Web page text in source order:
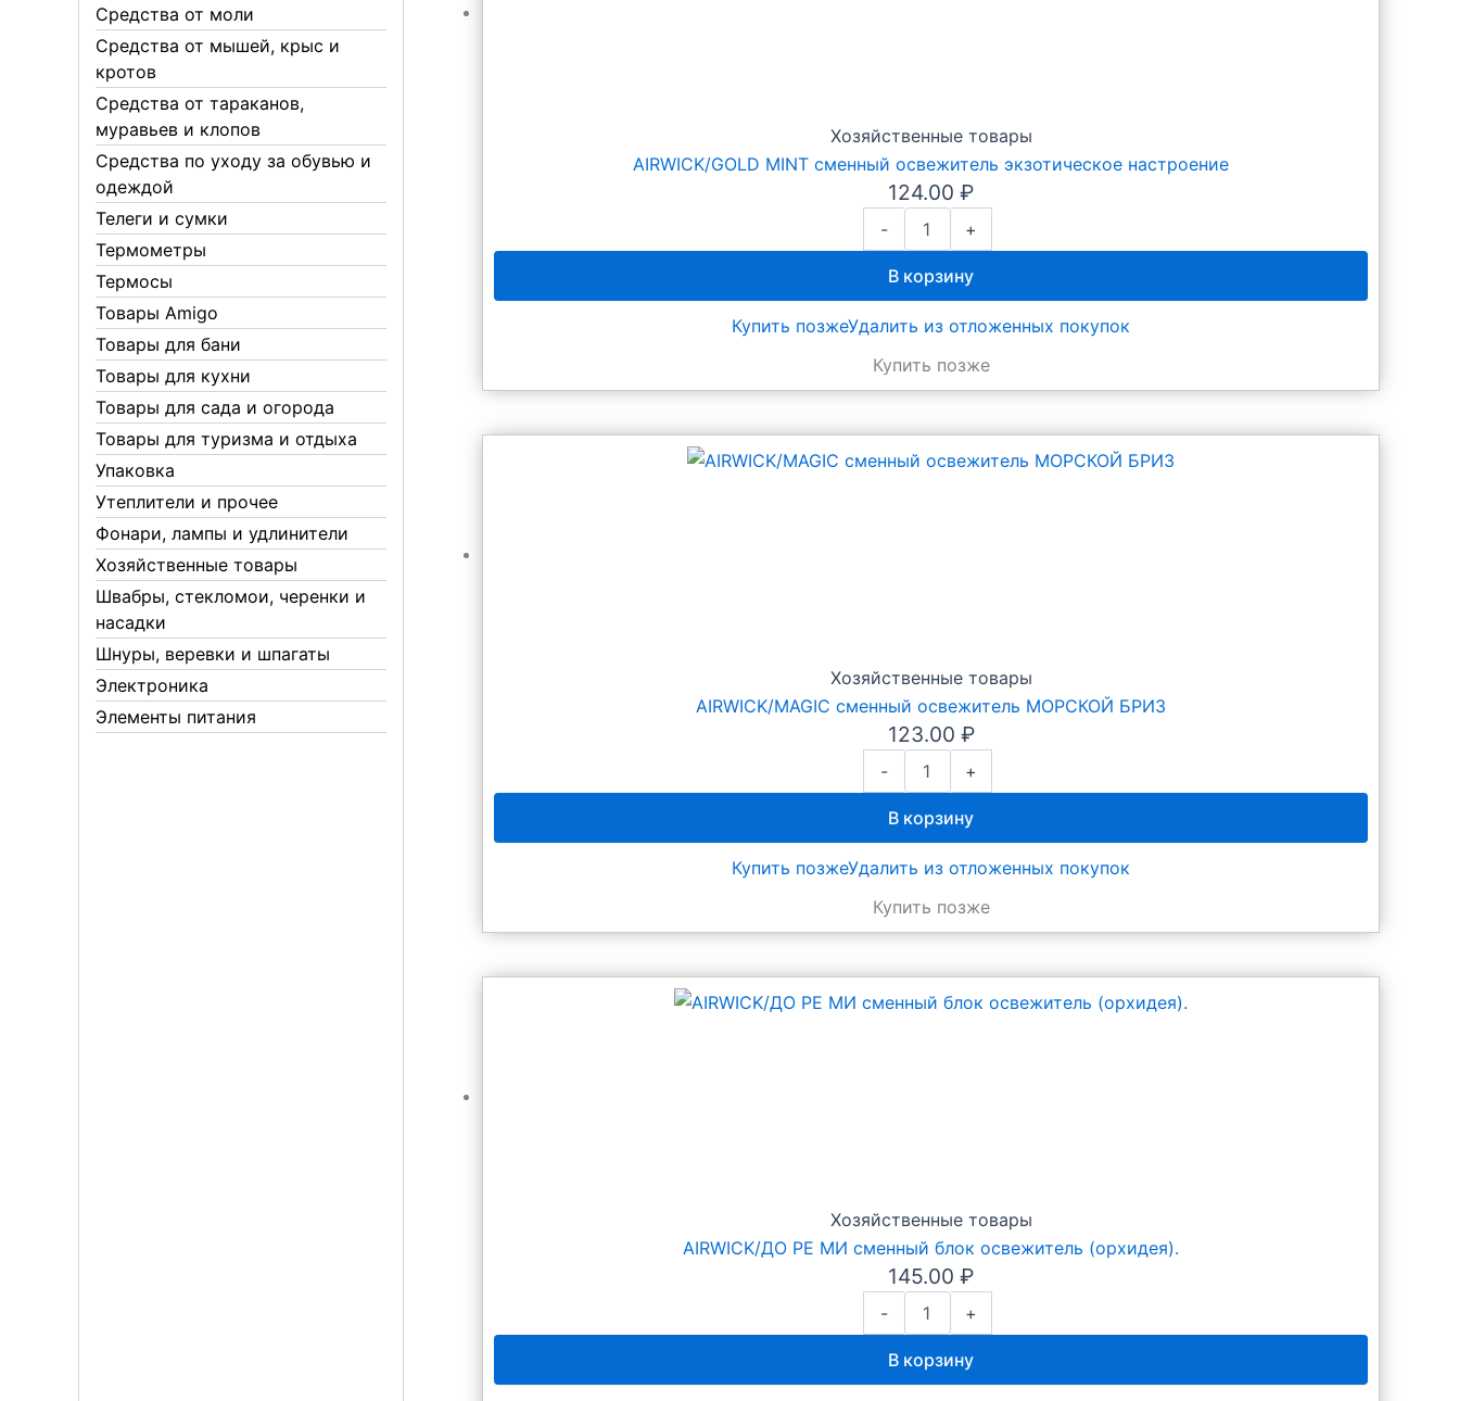
Средства от моли
Средства от мышей, крыс и
кротов
Средства от тараканов,
муравьев и клопов
Средства по уходу за обувью и
одеждой
Телеги и сумки
Термометры
Термосы
Товары Amigo
Товары для бани
Товары для кухни
Товары для сада и огорода
Товары для туризма и отдыха
Упаковка
Утеплители и прочее
Фонари, лампы и удлинители
Хозяйственные товары
Швабры, стекломои, черенки и
насадки
Шнуры, веревки и шпагаты
Электроника
Элементы питания
Хозяйственные товары
AIRWICK/GOLD MINT сменный освежитель экзотическое настроение
124.00 ₽
-
Количество
MINT
сменный
освежитель
настроение
+
В корзину
Купить позжеУдалить из отложенных покупок
Купить позже
Хозяйственные товары
AIRWICK/MAGIC сменный освежитель МОРСКОЙ БРИЗ
123.00 ₽
-
Количество
сменный
освежитель
МОРСКОЙ
+
В корзину
Купить позжеУдалить из отложенных покупок
Купить позже
Хозяйственные товары
AIRWICK/ДО РЕ МИ сменный блок освежитель (орхидея).
145.00 ₽
-
Количество
РЕ
+
В корзину